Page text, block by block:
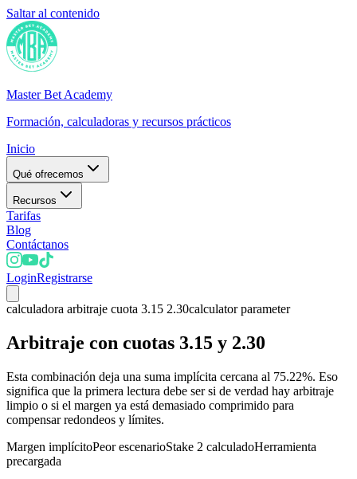
Saltar al contenido
Master Bet Academy
Formación, calculadoras y recursos prácticos
Inicio
Qué ofrecemos
Recursos
Tarifas
Blog
Contáctanos
LoginRegistrarse
calculadora arbitraje cuota 3.15 2.30calculator parameter
Arbitraje con cuotas 3.15 y 2.30
Esta combinación deja una suma implícita cercana al 75.22%. Eso
significa que la primera lectura debe ser si de verdad hay arbitraje
limpio o si el margen ya está demasiado comprimido para
compensar redondeos y límites.
Margen implícitoPeor escenarioStake 2 calculadoHerramienta
precargada